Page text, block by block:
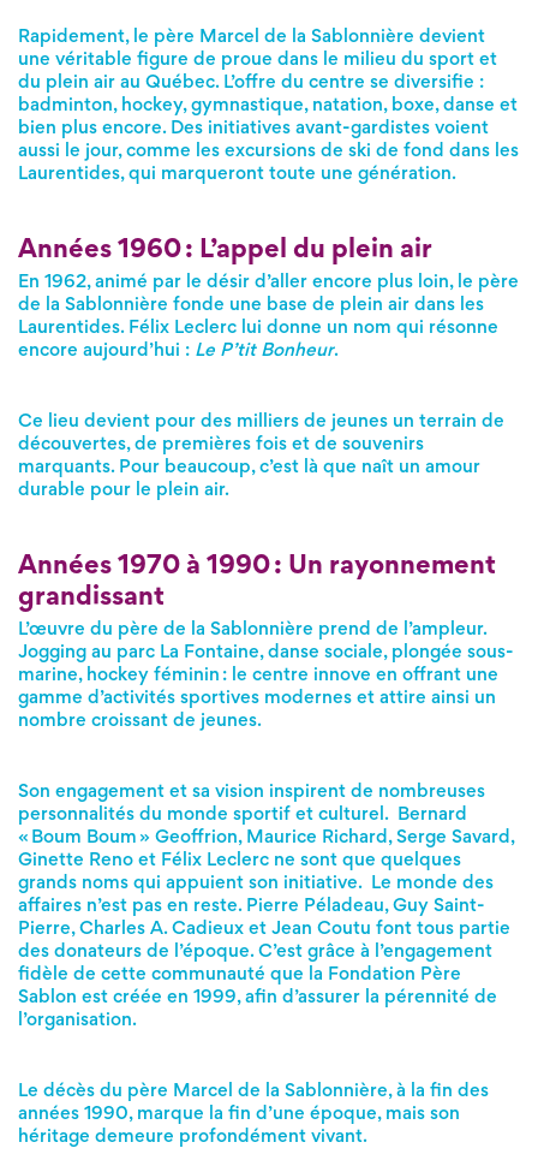
Rapidement, le père Marcel de la Sablonnière devient
une véritable figure de proue dans le milieu du sport et
du plein air au Québec. L’offre du centre se diversifie :
badminton, hockey, gymnastique, natation, boxe, danse et
bien plus encore. Des initiatives avant-gardistes voient
aussi le jour, comme les excursions de ski de fond dans les
Laurentides, qui marqueront toute une génération.
Années 1960 : L’appel du plein air
En 1962, animé par le désir d’aller encore plus loin, le père
de la Sablonnière fonde une base de plein air dans les
Laurentides. Félix Leclerc lui donne un nom qui résonne
encore aujourd’hui : Le P’tit Bonheur.
Ce lieu devient pour des milliers de jeunes un terrain de
découvertes, de premières fois et de souvenirs
marquants. Pour beaucoup, c’est là que naît un amour
durable pour le plein air.
Années 1970 à 1990 : Un rayonnement
grandissant
L’œuvre du père de la Sablonnière prend de l’ampleur.
Jogging au parc La Fontaine, danse sociale, plongée sous-
marine, hockey féminin : le centre innove en offrant une
gamme d’activités sportives modernes et attire ainsi un
nombre croissant de jeunes.
Son engagement et sa vision inspirent de nombreuses
personnalités du monde sportif et culturel. Bernard
« Boum Boum » Geoffrion, Maurice Richard, Serge Savard,
Ginette Reno et Félix Leclerc ne sont que quelques
grands noms qui appuient son initiative. Le monde des
affaires n’est pas en reste. Pierre Péladeau, Guy Saint-
Pierre, Charles A. Cadieux et Jean Coutu font tous partie
des donateurs de l’époque. C’est grâce à l’engagement
fidèle de cette communauté que la Fondation Père
Sablon est créée en 1999, afin d’assurer la pérennité de
l’organisation.
Le décès du père Marcel de la Sablonnière, à la fin des
années 1990, marque la fin d’une époque, mais son
héritage demeure profondément vivant.